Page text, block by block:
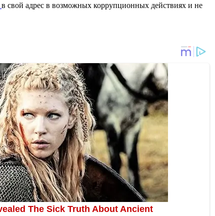
в свой адрес в возможных коррупционных действиях и не